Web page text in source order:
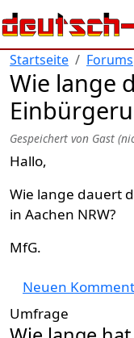
Direkt zum Inhalt
Startseite Forums
Wie lange
Gespeichert von Gast
Hallo,
Wie lange dauert
in Aachen NRW?
MfG.
Neuen
Umfrage